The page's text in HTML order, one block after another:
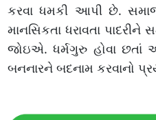
કરવા ધમકી આપી છે.
માનસિકતા ધરાવતા
જોઇએ. ધર્મગુરુ હોવા છતાં
બનનારને બદનામ કરવાનો